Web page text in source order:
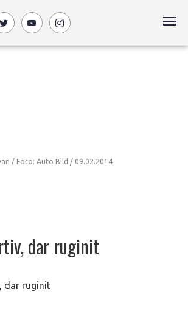
/ Foto: Auto Bild / 09.02.2014
dar ruginit